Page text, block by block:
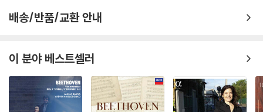
배송/반품/교환 안내
이 분야 베스트셀러